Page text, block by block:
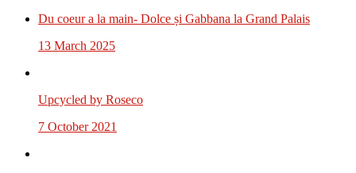
Du coeur a la main- Dolce și Gabbana la Grand Palais
13 March 2025
Upcycled by Roseco
7 October 2021